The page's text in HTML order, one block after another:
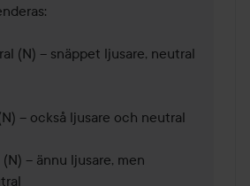
(N) – snäppet ljusare, neutral
– också ljusare och neutral
– ännu ljusare, men